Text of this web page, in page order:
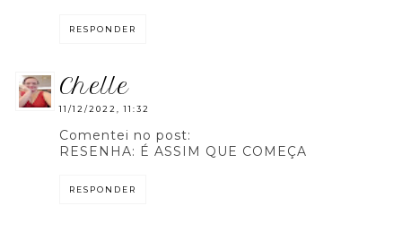
RESPONDER
chelle
11/12/2022, 11:32
Comentei no post:
RESENHA: É ASSIM QUE COMEÇA
RESPONDER